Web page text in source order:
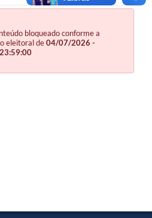
bloqueado conforme a
eleitoral de04/07/2026 -